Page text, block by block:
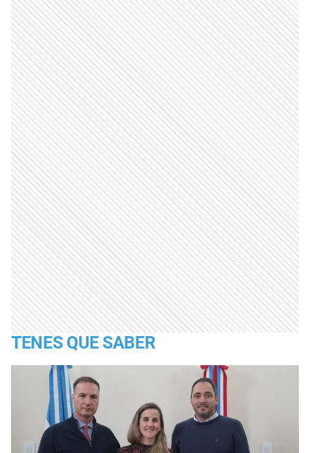
TENES QUE SABER